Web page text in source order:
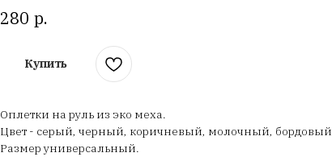
280 р.
Купить
Оплетки на руль из эко меха.
Цвет - серый, черный, коричневый, молочный, бордовый
Размер универсальный.